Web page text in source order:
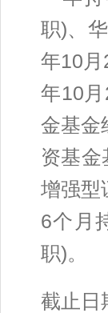
职)、
年10
年10
金基金
资基
增强型
6个月
职)。
截止日